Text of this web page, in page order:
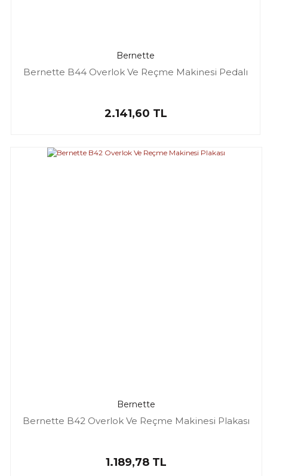
Bernette
Bernette B44 Overlok Ve Reçme Makinesi Pedalı
2.141,60 TL
Bernette
Bernette B42 Overlok Ve Reçme Makinesi Plakası
1.189,78 TL